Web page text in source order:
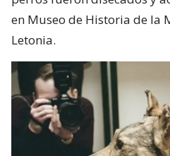
en Museo de Historia de la
Letonia.